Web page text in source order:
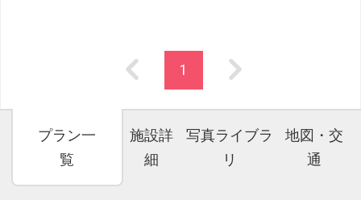
1
プラン一
覧
施設詳
細
写真ライブラ
リ
地図・交
通